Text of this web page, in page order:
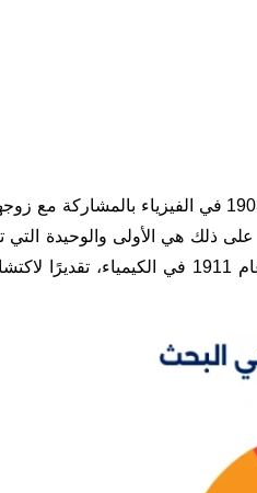
ماري كوري هي أول امرأة تفوز بجائزة نوبل حصلت عليها عام 1903 في
ذلك هي الأولى والوحيدة التي
نوبل في مجالين علميين مختلفين حيث فازت بالجائزة الثانية عام 1911 في